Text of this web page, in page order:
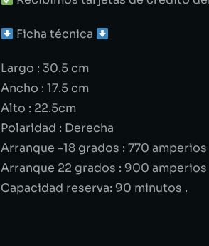
Ficha técnica
Largo : 30.5 cm
Ancho : 17.5 cm
Alto : 22.5cm
Polaridad : Derecha
Arranque -18 grados : 770 amperios
Arranque 22 grados : 900 amperios
Capacidad reserva: 90 minutos .